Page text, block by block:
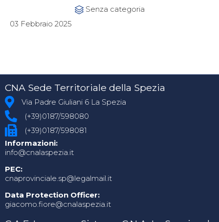
 Category
Senza categoria
03 Febbraio 2025
CNA Sede Territoriale della Spezia
Via Padre Giuliani 6 La Spezia
(+39)0187/598080
(+39)0187/598081
Informazioni:
info@cnalaspezia.it
PEC:
cnaprovinciale.sp@legalmail.it
Data Protection Officer:
giacomo.fiore@cnalaspezia.it